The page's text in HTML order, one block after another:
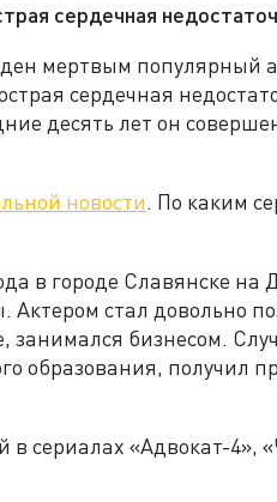
сердечная
мертвым популярный
сердечная
десять лет он
новости. По каким
в городе Славянске на
стал довольно
занимался бизнесом.
образования, получил
сериалах «Адвокат-4»,